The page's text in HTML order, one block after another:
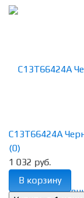
избранное
C13T66424A
(0)
1 032 руб.
В корзину